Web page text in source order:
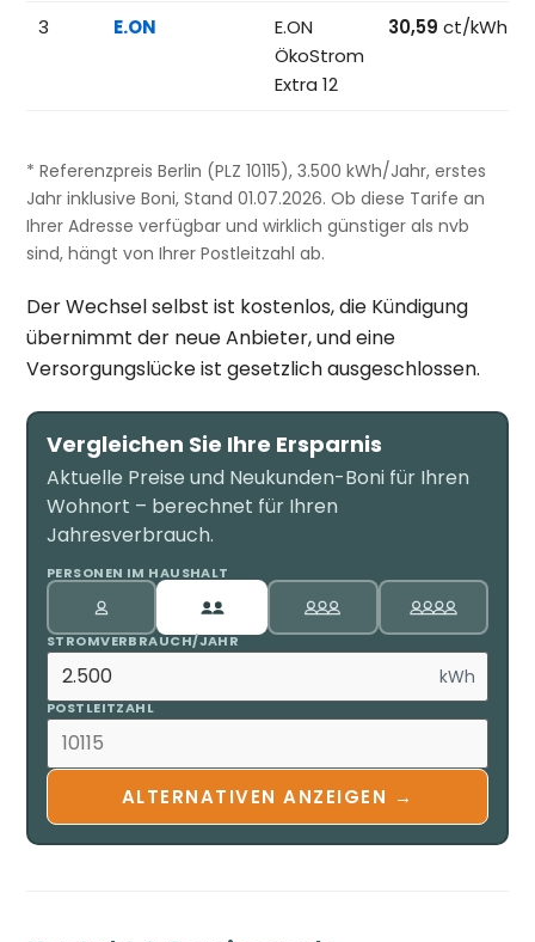
3 E.ON
E.ON
ÖkoStrom
Extra 12
30,59 ct/kWh
* Referenzpreis Berlin (PLZ 10115), 3.500 kWh/Jahr, erstes
Jahr inklusive Boni, Stand 01.07.2026. Ob diese Tarife an
Ihrer Adresse verfügbar und wirklich günstiger als nvb
sind, hängt von Ihrer Postleitzahl ab.
Der Wechsel selbst ist kostenlos, die Kündigung
übernimmt der neue Anbieter, und eine
Versorgungslücke ist gesetzlich ausgeschlossen.
Vergleichen Sie Ihre Ersparnis
Aktuelle Preise und Neukunden-Boni für Ihren
Wohnort – berechnet für Ihren
Jahresverbrauch.
PERSONEN IM HAUSHALT
STROMVERBRAUCH/JAHR
kWh
POSTLEITZAHL
ALTERNATIVEN ANZEIGEN →